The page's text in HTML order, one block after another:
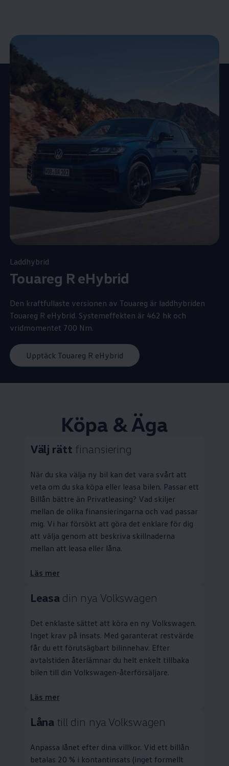
Laddhybrid
Touareg R eHybrid
Den kraftfullaste versionen av Touareg är laddhybriden
Touareg R eHybrid. Systemeffekten är 462 hk och
vridmomentet 700 Nm.
Upptäck Touareg R eHybrid
Köpa & Äga
Välj rätt finansiering
När du ska välja ny bil kan det vara svårt att
veta om du ska köpa eller leasa bilen. Passar ett
Billån bättre än Privatleasing? Vad skiljer
mellan de olika finansieringarna och vad passar
mig. Vi har försökt att göra det enklare för dig
att välja genom att beskriva skillnaderna
mellan att leasa eller låna.
Läs mer
Leasa din nya Volkswagen
Det enklaste sättet att köra en ny Volkswagen.
Inget krav på insats. Med garanterat restvärde
får du ett förutsägbart bilinnehav. Efter
avtalstiden återlämnar du helt enkelt tillbaka
bilen till din Volkswagen-återförsäljare.
Läs mer
Låna till din nya Volkswagen
Anpassa lånet efter dina villkor. Vid ett billån
betalas 20 % i kontantinsats (inget formellt